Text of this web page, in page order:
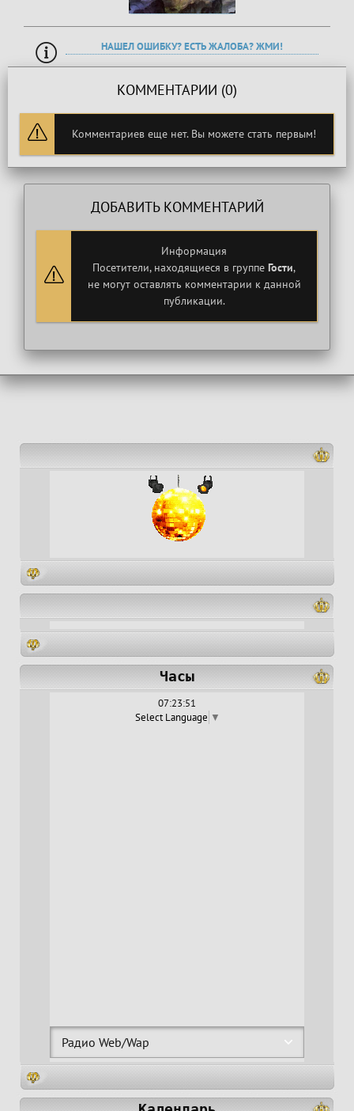
НАШЕЛ ОШИБКУ? ЕСТЬ ЖАЛОБА? ЖМИ!
КОММЕНТАРИИ (0)
Комментариев еще нет. Вы можете стать первым!
ДОБАВИТЬ КОММЕНТАРИЙ
Информация
Посетители, находящиеся в группе Гости,
не могут оставлять комментарии к данной
публикации.
Часы
07:23:52
Select Language ▼